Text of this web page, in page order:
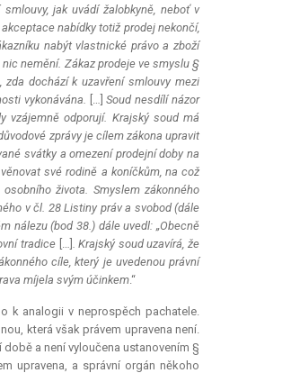
jak uvádí žalobkyně, neboť v
akceptacenabídky totiž prodej nekončí,
nabýt vlastnické právo a zboží
nic nemění. Zákaz prodeje ve smyslu §
dochází k uzavření smlouvy mezi
vykonávána. […]Soud nesdílí názor
vzájemně odporují. Krajský soud má
zprávy je cílem zákona upravit
svátky a omezení prodejní doby na
své rodině a koníčkům, na což
života. Smyslem zákonného
v čl. 28 Listiny práv a svobod (dále
nálezu (bod 38.) dále uvedl: „Obecně
tradice […] . Krajský soud uzavírá, že
cíle, který je uvedenou právní
míjela svým účinkem.“
k analogii v neprospěch pachatele.
která však právem upravena není.
a není vyloučena ustanovením §
upravena, a správní orgán někoho